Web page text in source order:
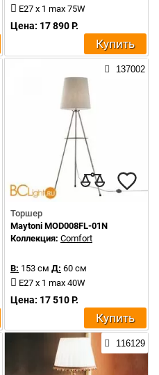
E27 x 1 max 75W
Цена: 17 890 Р.
Купить
137002
Торшер
Maytoni MOD008FL-01N
Коллекция: Comfort
В: 153 см Д: 60 см
E27 x 1 max 40W
Цена: 17 510 Р.
Купить
116129